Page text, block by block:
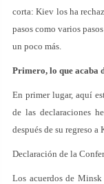
corta: Kiev los ha
pasos como varios
un poco más.
Primero, lo que acaba
En primer lugar, aquí
de las declaraciones
después de su regreso a
Declaración de la
Los acuerdos de